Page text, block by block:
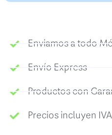
Enviamos a todo
Envío Express
Productos con
Precios incluyen IVA